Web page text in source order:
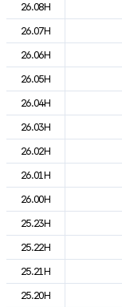
26.08H
26.07H
26.06H
26.05H
26.04H
26.03H
26.02H
26.01H
26.00H
25.23H
25.22H
25.21H
25.20H